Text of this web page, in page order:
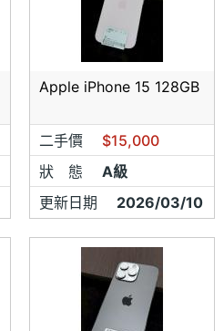
Apple iPhone 15 128GB
二手價
$15,000
狀 態
A級
更新日期
2026/03/10